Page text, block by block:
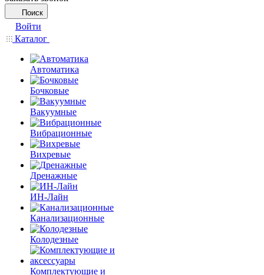
Поиск
Войти
Каталог
Автоматика
Бочковые
Вакуумные
Вибрационные
Вихревые
Дренажные
ИН-Лайн
Канализационные
Колодезные
Комплектующие и